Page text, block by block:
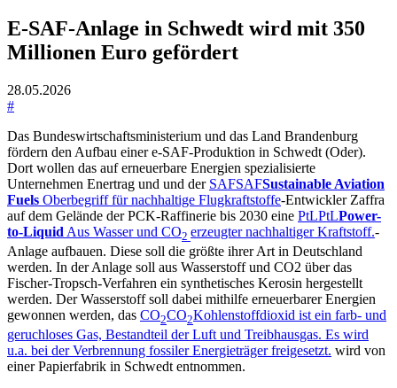
E-SAF-Anlage in Schwedt wird mit 350
Millionen Euro gefördert
28.05.2026
#
Das Bundeswirtschaftsministerium und das Land Brandenburg
fördern den Aufbau einer e-SAF-Produktion in Schwedt (Oder).
Dort wollen das auf erneuerbare Energien spezialisierte
Unternehmen Enertrag und und der SAFSAFSustainable Aviation
Fuels Oberbegriff für nachhaltige Flugkraftstoffe-Entwickler Zaffra
auf dem Gelände der PCK-Raffinerie bis 2030 eine PtLPtLPower-
to-Liquid Aus Wasser und CO2 erzeugter nachhaltiger Kraftstoff.-
Anlage aufbauen. Diese soll die größte ihrer Art in Deutschland
werden. In der Anlage soll aus Wasserstoff und CO2 über das
Fischer-Tropsch-Verfahren ein synthetisches Kerosin hergestellt
werden. Der Wasserstoff soll dabei mithilfe erneuerbarer Energien
gewonnen werden, das CO2CO2Kohlenstoffdioxid ist ein farb- und
geruchloses Gas, Bestandteil der Luft und Treibhausgas. Es wird
u.a. bei der Verbrennung fossiler Energieträger freigesetzt. wird von
einer Papierfabrik in Schwedt entnommen.